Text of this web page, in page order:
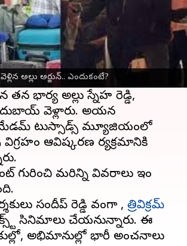
అల్లు అర్జున్.. ఎందుకంటే?
ఇటీవలే వైజాగ్, హైదరాబాద్‌లో
షూటింగ్‌ను ముగించారు. ప్రస్తుతం
భార్య అల్లు స్నేహ రెడ్డి,
దుబాయ్ వెళ్లారు. అయన
టుస్సాడ్స్ మ్యూజియంలో
ఆవిష్కరణ కార్యక్రమానికి
గురించి మరిన్ని వివరాలు ఇంకా
సందీప్ రెడ్డి వంగా , త్రివిక్రమ్
సినిమాలు చేయనున్నారు. ఈ
అభిమానుల్లో భారీ అంచనాలు